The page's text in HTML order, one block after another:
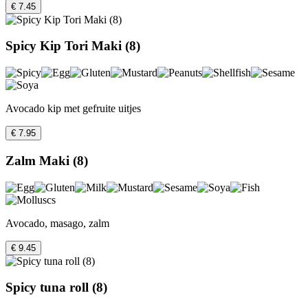
€ 7.45
Spicy Kip Tori Maki (8)
Avocado kip met gefruite uitjes
€ 7.95
Zalm Maki (8)
Avocado, masago, zalm
€ 9.45
Spicy tuna roll (8)